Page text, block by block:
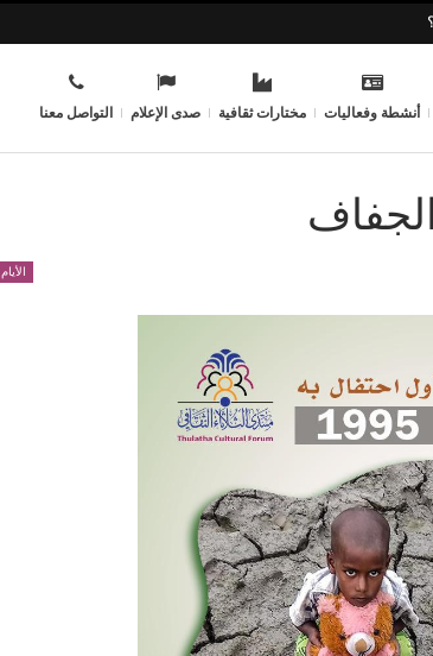
أنشطة وفعاليات مختارات ثقافية صدى الإعلام التواصل معنا